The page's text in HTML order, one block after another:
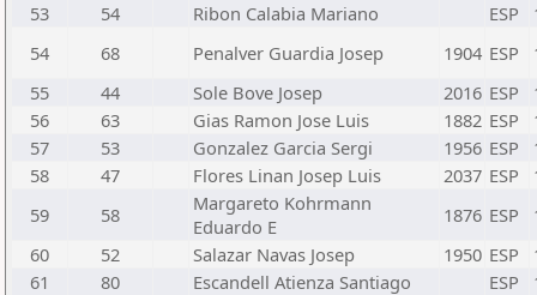
53
54 Ribon Calabia Mariano ESP
54
68 Penalver Guardia Josep 1904 ESP
55
44 Sole Bove Josep 2016 ESP
56
63 Gias Ramon Jose Luis 1882 ESP
57
53 Gonzalez Garcia Sergi 1956 ESP
58
47 Flores Linan Josep Luis 2037 ESP
59
58
Margareto Kohrmann
Eduardo E
1876 ESP
60
52 Salazar Navas Josep 1950 ESP
61
80 Escandell Atienza Santiago ESP